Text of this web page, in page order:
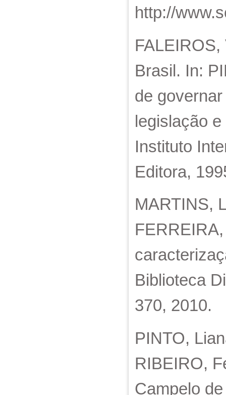
http://
Brasil. In:
de
legislação
Instituto
Editora,
MARTINS,
Biblioteca
370, 2010.
PINTO,
RIBEIRO,
Campelo